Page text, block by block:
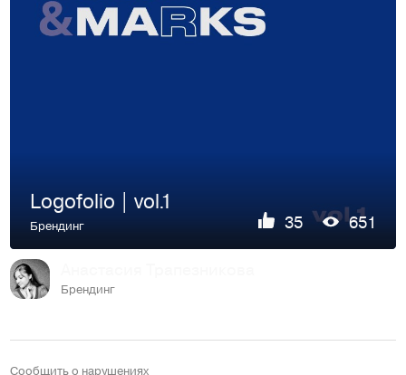
Logofolio | vol.1
Брендинг 35 651
Брендинг
Сообщить о нарушениях